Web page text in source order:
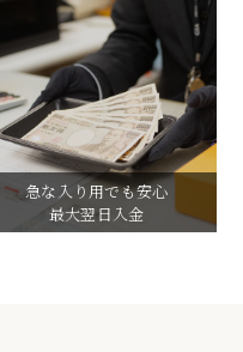
急な入り用でも安心
最大翌日入金